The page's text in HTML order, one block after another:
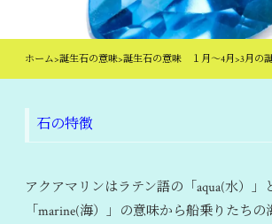
ホーム>誕生石の意味>誕生石の意味 １月～4月>3月の
石の特徴
アクアマリンはラテン語の「aqua(水）」
「marine(海）」の意味から船乗りたち